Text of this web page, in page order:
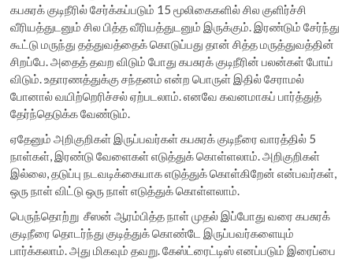
கபசுரக் குடிநீரில் சேர்க்கப்படும் 15 மூலிகைகளில் சில குளிர்ச்சி
வீரியத்துடனும் சில பித்த வீரியத்துடனும் இருக்கும். இரண்டும் சேர்ந்து
கூட்டு மருந்து தத்துவத்தைக் கொடுப்பது தான் சித்த மருத்துவத்தின்
சிறப்பே. அதைத் தவற விடும் போது கபசுரக் குடிநீரின் பலன்கள் போய்
விடும். உதாரணத்துக்கு சந்தனம் என்ற பொருள் இதில் சேராமல்
போனால் வயிற்றெரிச்சல் ஏற்படலாம். எனவே கவனமாகப் பார்த்துத்
தேர்ந்தெடுக்க வேண்டும்.
ஏதேனும் அறிகுறிகள் இருப்பவர்கள் கபசுரக் குடிநீரை வாரத்தில் 5
நாள்கள், இரண்டு வேளைகள் எடுத்துக் கொள்ளலாம். அறிகுறிகள்
இல்லை, தடுப்பு நடவடிக்கையாக எடுத்துக் கொள்கிறேன் என்பவர்கள்,
ஒரு நாள் விட்டு ஒரு நாள் எடுத்துக் கொள்ளலாம்.
பெருந்தொற்று சீஸன் ஆரம்பித்த நாள் முதல் இப்போது வரை கபசுரக்
குடிநீரை தொடர்ந்து குடித்துக் கொண்டே இருப்பவர்களையும்
பார்க்கலாம். அது மிகவும் தவறு. கேஸ்ட்ரைட்டிஸ் எனப்படும் இரைப்பை